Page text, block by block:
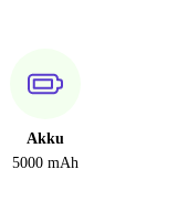
Akku
5000 mAh